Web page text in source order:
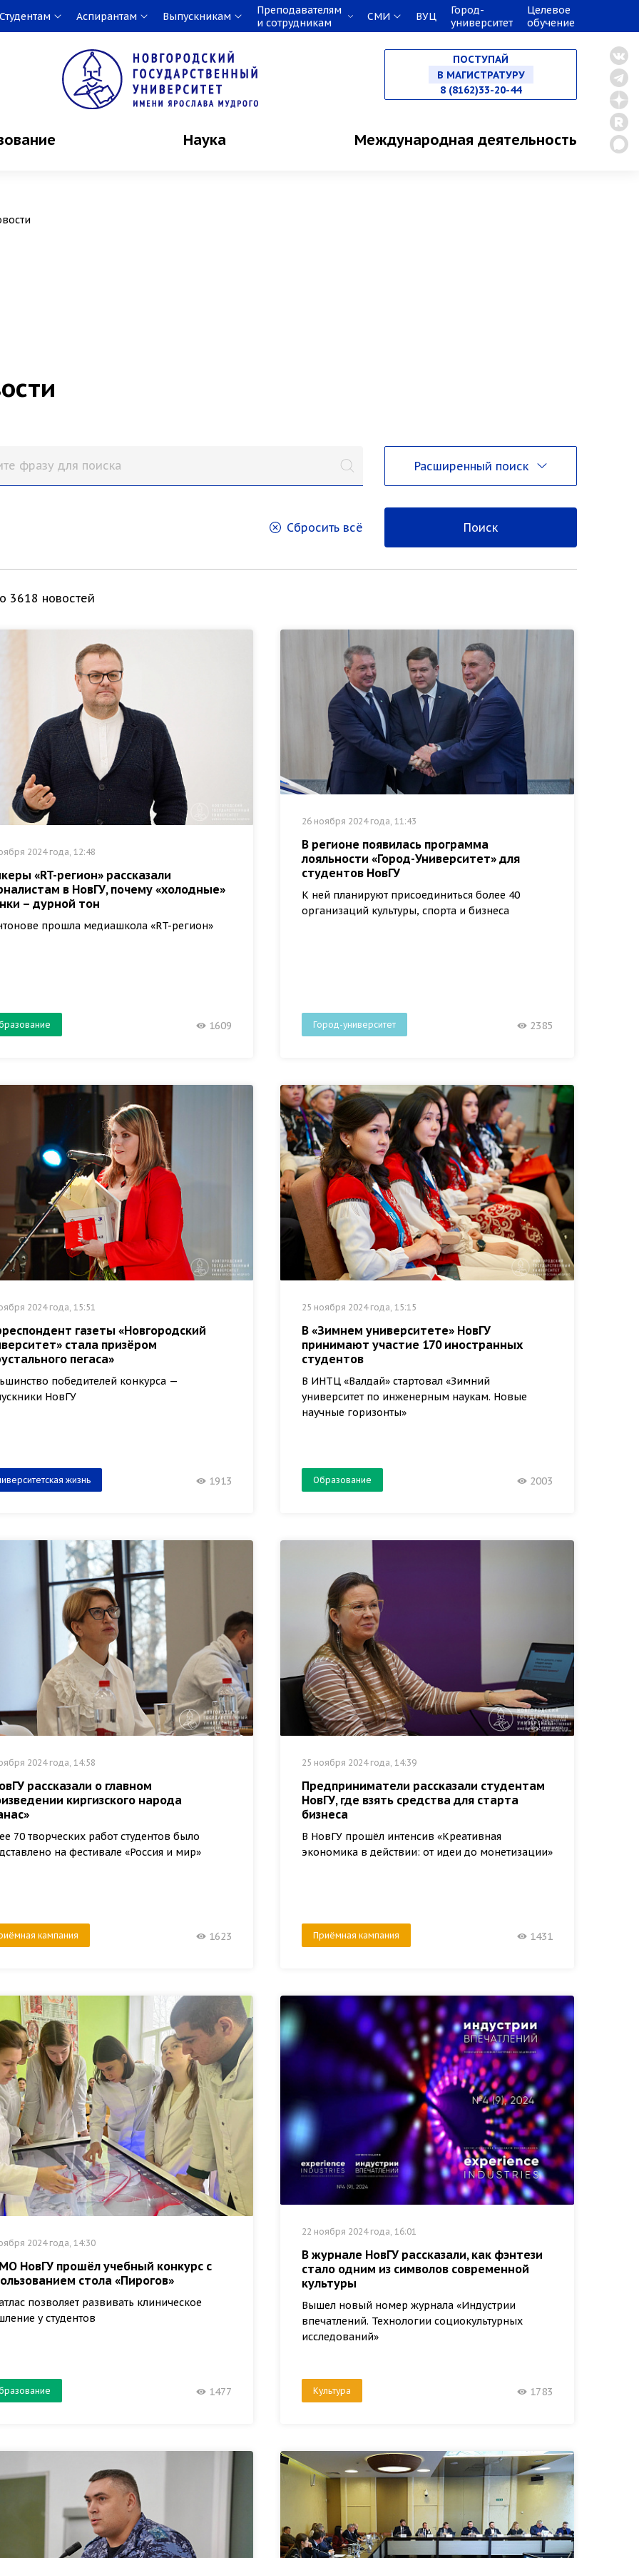
Аспирантам Выпускникам
Преподавателям
и сотрудникам
СМИ ВУЦ
Город-
университет
Целевое
обучение
ПОСТУПАЙ
НА СПЕЦИАЛИТЕТ
В МАГИСТРАТУРУ
8 (8162)33-20-44
Наука Международная деятельность
Расширенный поиск
Сбросить всё
3618 новостей
2024 года, 12:48
«RT-регион» рассказали
в НовГУ, почему «холодные»
– дурной тон
прошла медиашкола «RT-регион»
1609
26 ноября 2024 года, 11:43
В регионе появилась программа
лояльности «Город-Университет» для
студентов НовГУ
К ней планируют присоединиться более 40
организаций культуры, спорта и бизнеса
Город-университет 2385
2024 года, 15:51
газеты «Новгородский
стала призёром
пегаса»
победителей конкурса —
НовГУ
жизнь 1913
25 ноября 2024 года, 15:15
В «Зимнем университете» НовГУ
принимают участие 170 иностранных
студентов
В ИНТЦ «Валдай» стартовал «Зимний
университет по инженерным наукам. Новые
научные горизонты»
Образование 2003
2024 года, 14:58
рассказали о главном
киргизского народа
70 творческих работ студентов было
на фестивале «Россия и мир»
кампания 1623
25 ноября 2024 года, 14:39
Предприниматели рассказали студентам
НовГУ, где взять средства для старта
бизнеса
В НовГУ прошёл интенсив «Креативная
экономика в действии: от идеи до монетизации»
Приёмная кампания 1431
2024 года, 14:30
НовГУ прошёл учебный конкурс с
стола «Пирогов»
позволяет развивать клиническое
у студентов
1477
22 ноября 2024 года, 16:01
В журнале НовГУ рассказали, как фэнтези
стало одним из символов современной
культуры
Вышел новый номер журнала «Индустрии
впечатлений. Технологии социокультурных
исследований»
Культура 1783